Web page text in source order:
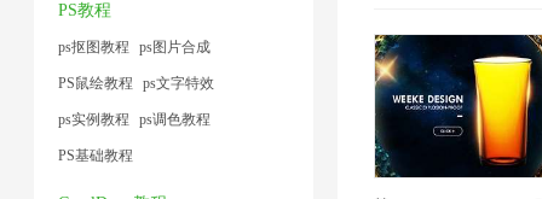
PS教程
ps抠图教程 ps图片合成
PS鼠绘教程 ps文字特效
ps实例教程 ps调色教程
PS基础教程